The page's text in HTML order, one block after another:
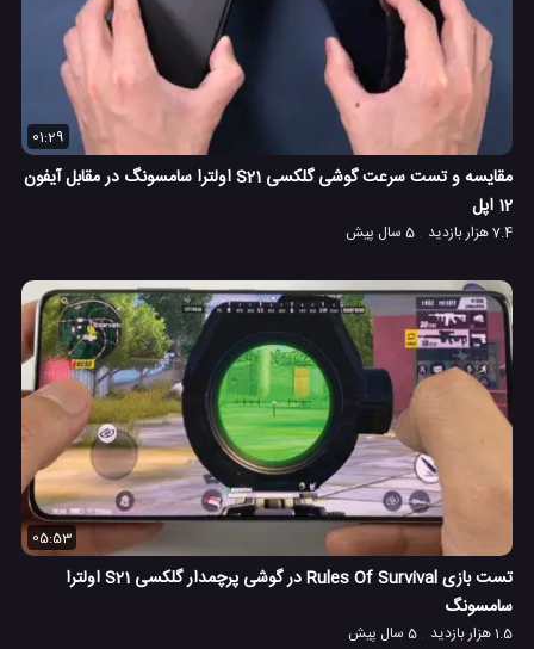
01:29
مقایسه و تست سرعت گوشی گلکسی S21 اولترا سامسونگ در مقابل آیفون
12 اپل
7.4 هزار بازدید 5 سال پیش
05:53
تست بازی Rules Of Survival در گوشی پرچمدار گلکسی S21 اولترا
سامسونگ
1.5 هزار بازدید 5 سال پیش